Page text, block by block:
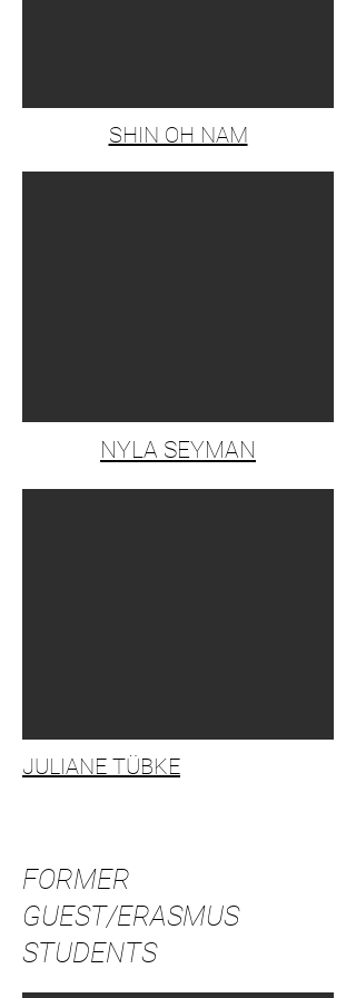
SHIN OH NAM
NYLA SEYMAN
JULIANE TÜBKE
FORMER
GUEST/ERASMUS
STUDENTS